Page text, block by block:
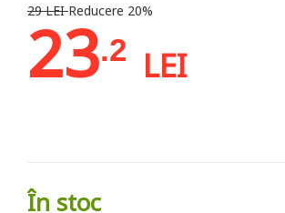
29 LEIReducere 20%
23.2 LEI
În stoc